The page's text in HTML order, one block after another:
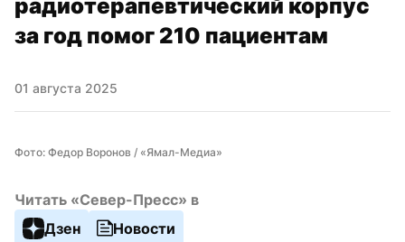
радиотерапевтический корпус
за год помог 210 пациентам
01 августа 2025
Фото: Федор Воронов / «Ямал-Медиа»
Читать «Север-Пресс» в
Дзен
Новости